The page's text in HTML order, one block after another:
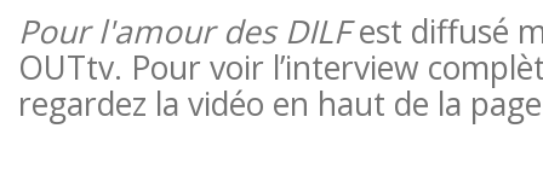
Pour l'amour des DILFest diffusé
OUTtv. Pour voir l’interview
regardez la vidéo en haut de la